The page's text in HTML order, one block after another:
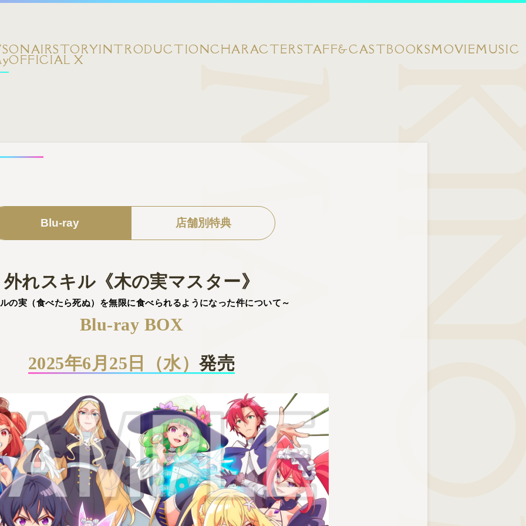
ONAIRSTORYINTRODUCTIONCHARACTERSTAFF&CASTBOOKSMOVIEMUSIC
OFFICIAL X
Blu-ray 店舗別特典
外れスキル《木の実マスター》
の実（食べたら死ぬ）を無限に食べられるようになった件について～
Blu-ray BOX
2025年6月25日（水）発売